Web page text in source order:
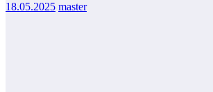
18.05.2025 master